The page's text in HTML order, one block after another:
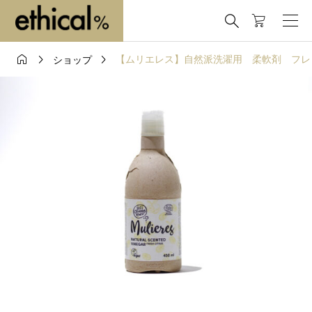

  ショップ  【ムリエレス】自然派洗濯用 柔軟剤 フレ